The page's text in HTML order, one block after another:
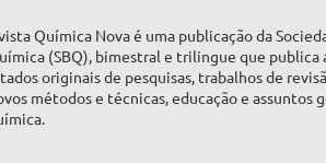
Química Nova é uma publicação da
(SBQ), bimestral e trilingue que publica
originais de pesquisas, trabalhos de
métodos e técnicas, educação e assuntos